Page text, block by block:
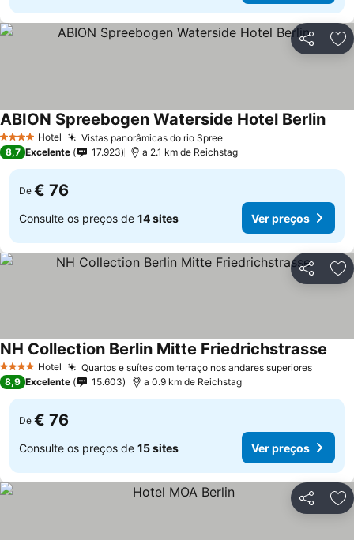
Partilhar
4 EstrelasHotel Vistas panorâmicas do rio Spree
ABION Spreebogen Waterside Hotel Berlin
8,7 Excelente 17.923 a 2.1 km de Reichstag
De € 76
Consulte os preços de 14 sites Ver preços
Partilhar
4 EstrelasHotel Quartos e suítes com terraço nos andares superiores
NH Collection Berlin Mitte Friedrichstrasse
8,9 Excelente 15.603 a 0.9 km de Reichstag
De € 76
Consulte os preços de 15 sites Ver preços
Partilhar